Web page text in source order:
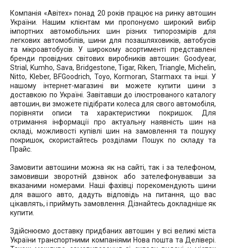
Компанія «Авітех» понад 20 років працює на ринку автошин
України. Нашим клієнтам ми пропонуємо широкий вибір
імпортних автомобільних шин різних типорозмірів для
легкових автомобілів, шини для позашляховиків, автобусів
та мікроавтобусів. У широкому асортименті представлені
бренди провідних світових виробників автошин: Goodyear,
Strial, Kumho, Sava, Bridgestone, Tigar, Riken, Triangle, Michelin,
Nitto, Kleber, BFGoodrich, Toyo, Kormoran, Starmaxx та інші. У
нашому інтернет-магазині ви можете купити шини з
доставкою по Україні. Завітавши до ілюстрованого каталогу
автошин, ви зможете підібрати колеса для свого автомобіля,
порівняти описи та характеристики покришок. Для
отримання інформації про актуальну наявність шин на
складі, можливості купівлі шин на замовлення та пошуку
покришок, скористайтесь розділами Пошук по складу та
Прайс.
Замовити автошини можна як на сайті, так і за телефоном,
замовивши зворотній дзвінок або зателефонувавши за
вказаними номерами. Наші фахівці порекомендують шини
для вашого авто, дадуть відповідь на питання, що вас
цікавлять, і приймуть замовлення. Дізнайтесь докладніше як
купити.
Здійснюємо доставку придбаних автошин у всі великі міста
України транспортними компаніями Нова пошта та Делівері.